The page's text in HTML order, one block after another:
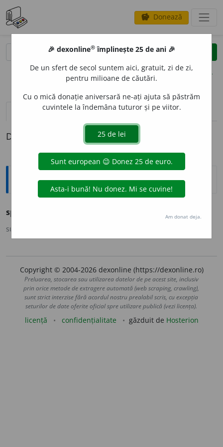
savings Donează
clear
opțiuni
definiții (1) pronunțievolume_up (50)
Definiția cu ID-ul 728900:
Ortografice DOOM
spre
sursa:
Copyright © 2004-2026 dexonline (https://dexonline.ro)
Preluarea, stocarea sau utilizarea datelor de pe acest site, inclusiv
prin orice metode de extragere automată (web scraping, crawling),
sunt strict interzise fără acordul nostru prealabil scris, cu excepția
seturilor de date oferite oficial spre utilizare publică (vezi licența).
licență confidențialitate găzduit de Hosterion
🎉 dexonline® împlinește 25 de ani 🎉
De un sfert de secol suntem aici, gratuit, zi de zi,
pentru milioane de căutări.
Cu o mică donație aniversară ne-ați ajuta să păstrăm
cuvintele la îndemâna tuturor și pe viitor.
Am donat deja.